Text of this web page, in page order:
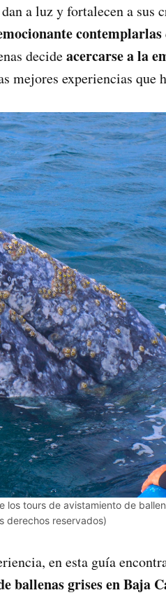
a luz y fortalecen a sus
contemplarlas
decideacercarse a la
mejores experiencias que
los tours de avistamiento de
derechos reservados)
en esta guía
ballenas grises en Baja